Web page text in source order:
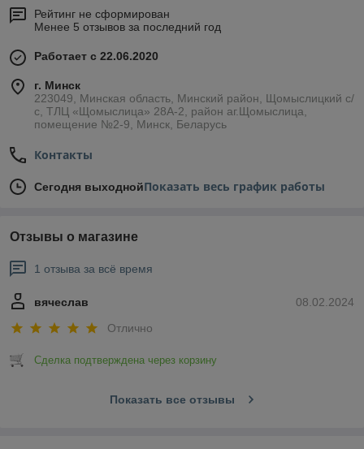
Рейтинг не сформирован
Менее 5 отзывов за последний год
Работает с 22.06.2020
г. Минск
223049, Минская область, Минский район, Щомыслицкий с/
с, ТЛЦ «Щомыслица» 28А-2, район аг.Щомыслица,
помещение №2-9, Минск, Беларусь
Контакты
Сегодня выходнойПоказать весь график работы
Отзывы о магазине
1 отзыва за всё время
08.02.2024
вячеслав
Отлично
Сделка подтверждена через корзину
Показать все отзывы